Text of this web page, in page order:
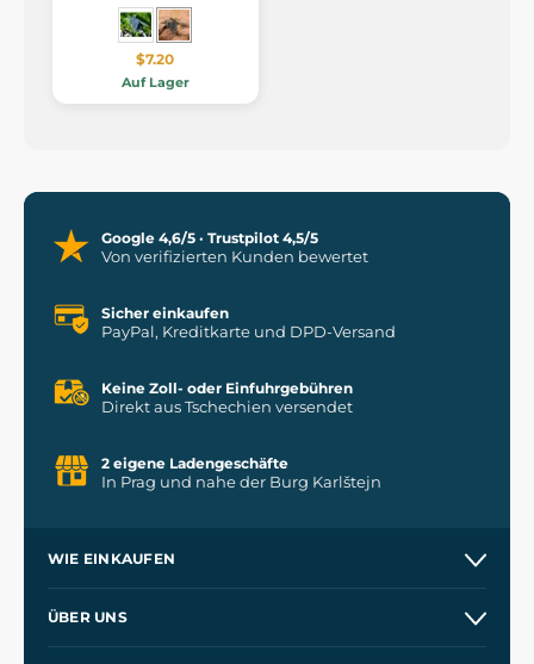
$7.20
Auf Lager
Google 4,6/5 · Trustpilot 4,5/5
Von verifizierten Kunden bewertet
Sicher einkaufen
PayPal, Kreditkarte und DPD-Versand
Keine Zoll- oder Einfuhrgebühren
Direkt aus Tschechien versendet
2 eigene Ladengeschäfte
In Prag und nahe der Burg Karlštejn
WIE EINKAUFEN
ÜBER UNS